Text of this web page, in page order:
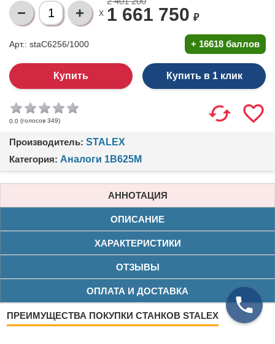
X 1 661 750 ₽
Арт.: staC6256/1000 + 16618 баллов
Купить в 1 клик
0.0 (голосов 349)
Производитель: STALEX
Категория: Аналоги 1В625М
АННОТАЦИЯ
ОПИСАНИЕ
ХАРАКТЕРИСТИКИ
ОТЗЫВЫ
ОПЛАТА И ДОСТАВКА
ПРЕИМУЩЕСТВА ПОКУПКИ СТАНКОВ STALEX